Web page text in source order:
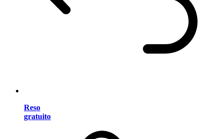
Reso
gratuito